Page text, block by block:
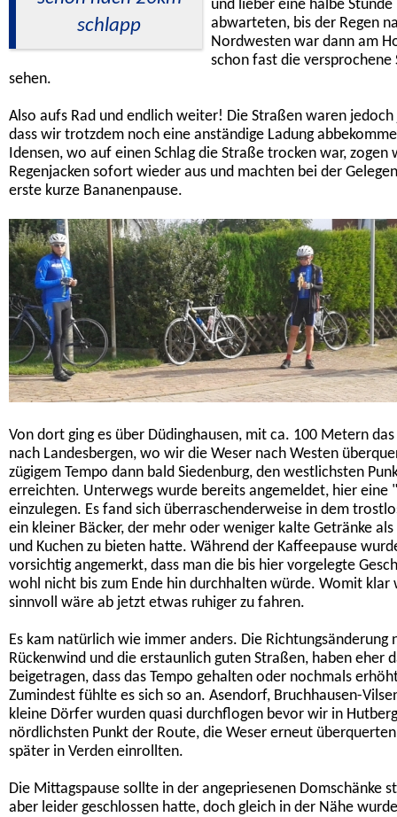
schlapp
und lieber eine halbe
abwarteten, bis der Regen
Nordwesten war dann am
schon fast die versprochene
sehen.
Also aufs Rad und endlich weiter! Die Straßen waren jedoch
dass wir trotzdem noch eine anständige Ladung
Idensen, wo auf einen Schlag die Straße trocken war,
Regenjacken sofort wieder aus und machten bei der
erste kurze Bananenpause.
Von dort ging es über Düdinghausen, mit ca. 100 Metern das
nach Landesbergen, wo wir die Weser nach Westen
zügigem Tempo dann bald Siedenburg, den westlichsten
erreichten. Unterwegs wurde bereits angemeldet, hier eine
einzulegen. Es fand sich überraschenderweise in dem
ein kleiner Bäcker, der mehr oder weniger kalte Getränke
und Kuchen zu bieten hatte. Während der Kaffeepause
vorsichtig angemerkt, dass man die bis hier vorgelegte
wohl nicht bis zum Ende hin durchhalten würde. Womit klar
sinnvoll wäre ab jetzt etwas ruhiger zu fahren.
Es kam natürlich wie immer anders. Die Richtungsänderung
Rückenwind und die erstaunlich guten Straßen, haben eher
beigetragen, dass das Tempo gehalten oder nochmals
Zumindest fühlte es sich so an. Asendorf, Bruchhausen-
kleine Dörfer wurden quasi durchflogen bevor wir in
nördlichsten Punkt der Route, die Weser erneut
später in Verden einrollten.
Die Mittagspause sollte in der angepriesenen Domschänke
aber leider geschlossen hatte, doch gleich in der Nähe